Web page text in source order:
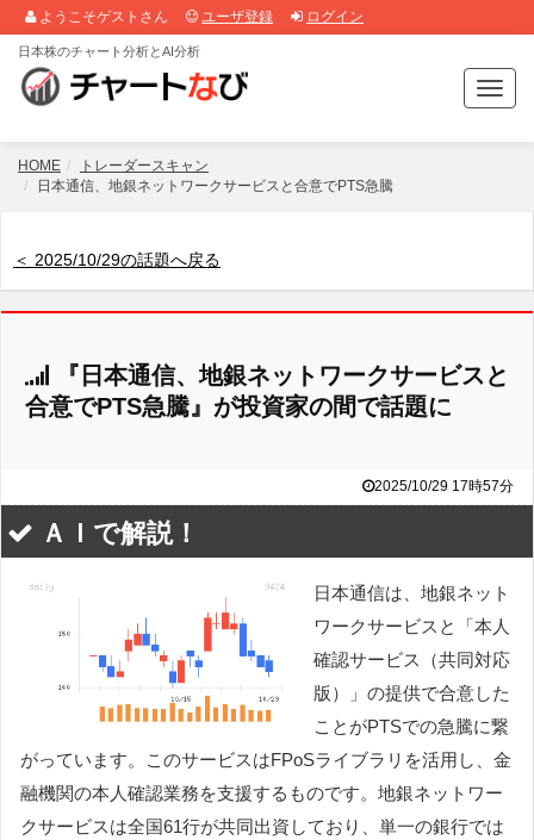
ようこそゲストさん ユーザ登録 ログイン
T
o
g
t
日本株のチャート分析とAI分析
HOME
トレーダースキャン
日本通信、地銀ネットワークサービスと合意でPTS急騰
＜ 2025/10/29の話題へ戻る
『日本通信、地銀ネットワークサービスと
合意でPTS急騰』が投資家の間で話題に
2025/10/29 17時57分
ＡＩで解説！
日本通信は、地銀ネット
ワークサービスと「本人
確認サービス（共同対応
版）」の提供で合意した
ことがPTSでの急騰に繋
がっています。このサービスはFPoSライブラリを活用し、金
融機関の本人確認業務を支援するものです。地銀ネットワー
クサービスは全国61行が共同出資しており、単一の銀行では